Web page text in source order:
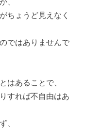
ちょうど見えなく
ではありませんで
はあることで、
すれば不自由はあ
、